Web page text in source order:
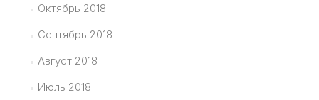
Октябрь 2018
Сентябрь 2018
Август 2018
Июль 2018